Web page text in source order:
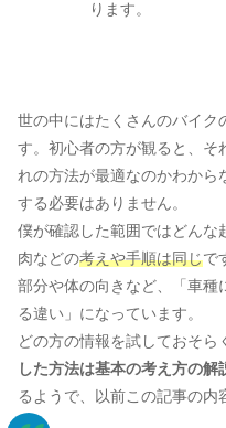
ります。
世の中にはたくさんのバイク
す。初心者の方が観ると、そ
れの方法が最適なのかわか
する必要はありません。
僕が確認した範囲ではどんな
肉などの考えや手順は同じで
部分や体の向きなど、「車種
る違い」になっています。
どの方の情報を試しておそら
した方法は基本の考え方の
るようで、以前この記事の内